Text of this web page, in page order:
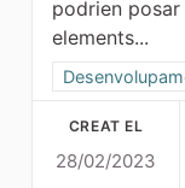
podrien
elements...
Resultats al
CREAT EL
28/02/2023